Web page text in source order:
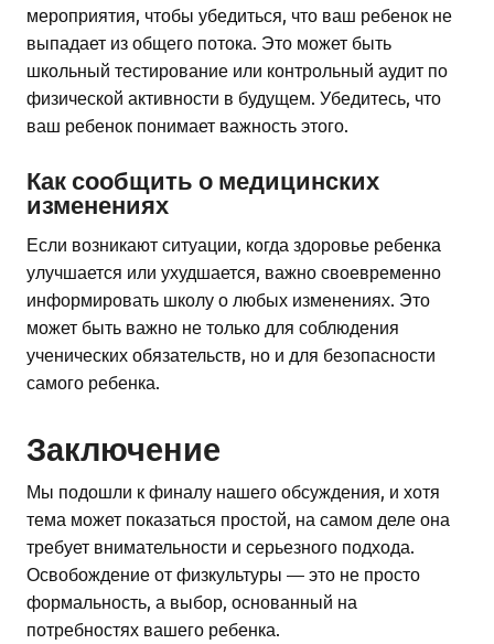
мероприятия, чтобы убедиться, что ваш ребенок не
выпадает из общего потока. Это может быть
школьный тестирование или контрольный аудит по
физической активности в будущем. Убедитесь, что
ваш ребенок понимает важность этого.
Как сообщить о медицинских
изменениях
Если возникают ситуации, когда здоровье ребенка
улучшается или ухудшается, важно своевременно
информировать школу о любых изменениях. Это
может быть важно не только для соблюдения
ученических обязательств, но и для безопасности
самого ребенка.
Заключение
Мы подошли к финалу нашего обсуждения, и хотя
тема может показаться простой, на самом деле она
требует внимательности и серьезного подхода.
Освобождение от физкультуры — это не просто
формальность, а выбор, основанный на
потребностях вашего ребенка.